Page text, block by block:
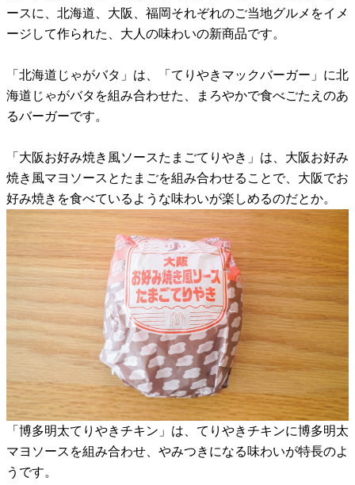
ースに、北海道、大阪、福岡それぞれのご当地グルメをイメ
ージして作られた、大人の味わいの新商品です。
「北海道じゃがバタ」は、「てりやきマックバーガー」に北
海道じゃがバタを組み合わせた、まろやかで食べごたえのあ
るバーガーです。
「大阪お好み焼き風ソースたまごてりやき」は、大阪お好み
焼き風マヨソースとたまごを組み合わせることで、大阪でお
好み焼きを食べているような味わいが楽しめるのだとか。
「博多明太てりやきチキン」は、てりやきチキンに博多明太
マヨソースを組み合わせ、やみつきになる味わいが特長のよ
うです。